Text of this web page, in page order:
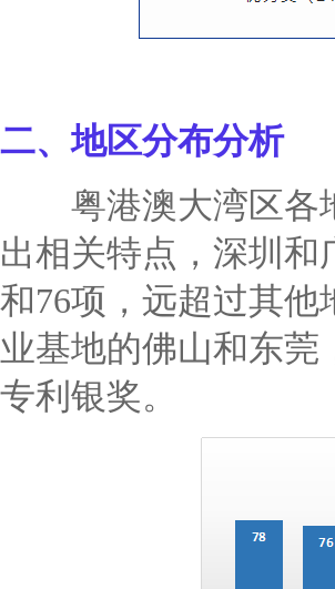
二、地区分布分析
粤港澳大湾区各
出相关特点，深圳和
和76项，远超过其
业基地的佛山和东
专利银奖。